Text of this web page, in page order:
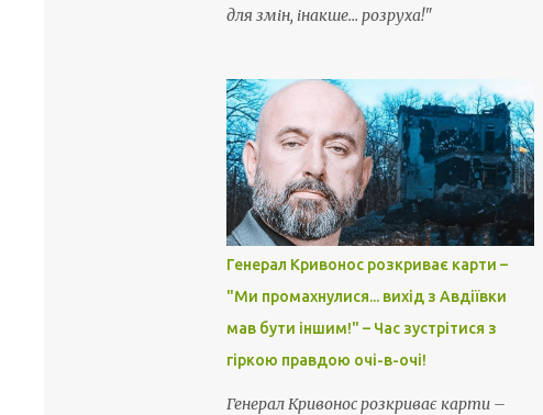
для змін, інакше... розруха!"
Генерал Кривонос розкриває карти –
"Ми промахнулися... вихід з Авдіївки
мав бути іншим!" – Час зустрітися з
гіркою правдою очі-в-очі!
Генерал Кривонос розкриває карти –